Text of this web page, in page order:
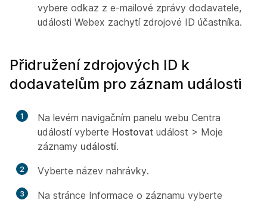
vybere odkaz z e-mailové zprávy dodavatele,
události Webex zachytí zdrojové ID účastníka.
Přidružení zdrojových ID k
dodavatelům pro záznam události
1
Na levém navigačním panelu webu Centra
událostí vyberte Hostovat událost > Moje
záznamy událostí.
2 Vyberte název nahrávky.
3
Na stránce Informace o záznamu vyberte